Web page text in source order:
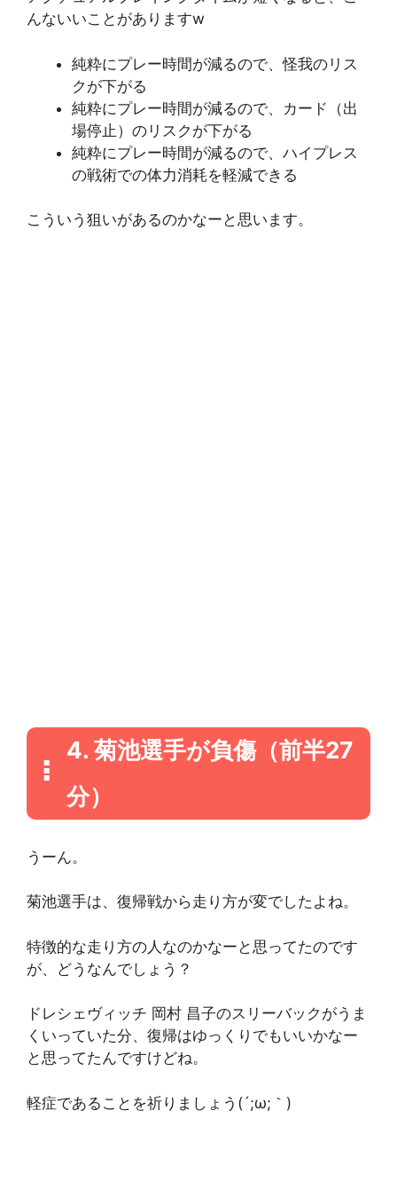
んないいことがありますw
純粋にプレー時間が減るので、怪我のリス
クが下がる
純粋にプレー時間が減るので、カード（出
場停止）のリスクが下がる
純粋にプレー時間が減るので、ハイプレス
の戦術での体力消耗を軽減できる
こういう狙いがあるのかなーと思います。
4. 菊池選手が負傷（前半27
分）
うーん。
菊池選手は、復帰戦から走り方が変でしたよね。
特徴的な走り方の人なのかなーと思ってたのです
が、どうなんでしょう？
ドレシェヴィッチ 岡村 昌子のスリーバックがうま
くいっていた分、復帰はゆっくりでもいいかなー
と思ってたんですけどね。
軽症であることを祈りましょう(´;ω;｀)